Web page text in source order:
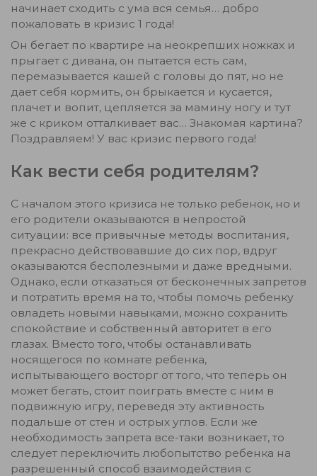
начинает сходить с ума вся семья… добро
пожаловать в кризис 1 года!
Он бегает по квартире на неокрепших ножках и
прыгает с дивана, он пытается есть сам,
перемазывается кашей с головы до пят, но не
дает себя кормить, он брыкается и кусается,
плачет и вопит, цепляется за мамину ногу и тут
же с криком отталкивает вас… Знакомая картина?
Поздравляем! У вас кризис первого года!
Как вести себя родителям?
С началом этого кризиса не только ребенок, но и
его родители оказываются в непростой
ситуации: все привычные методы воспитания,
прекрасно действовавшие до сих пор, вдруг
оказываются бесполезными и даже вредными.
Однако, если отказаться от бесконечных запретов
и потратить время на то, чтобы помочь ребенку
овладеть новыми навыками, можно сохранить
спокойствие и собственный авторитет в его
глазах. Вместо того, чтобы останавливать
носящегося по комнате ребенка,
испытывающего восторг от того, что теперь он
может бегать, стоит поиграть вместе с ним в
подвижную игру, переведя эту активность
подальше от стен и острых углов. Если же
необходимость запрета все-таки возникает, то
следует переключить любопытство ребенка на
разрешенный способ взаимодействия с